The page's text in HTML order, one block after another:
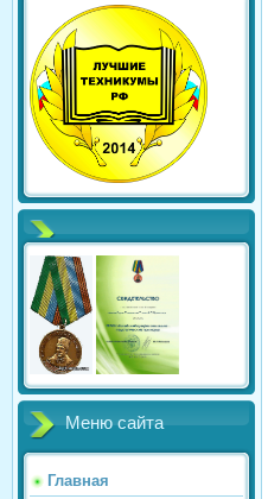
Меню сайта
Главная